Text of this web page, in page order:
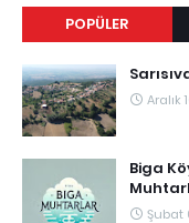
POPÜLER
Aralık
Biga
Şubat